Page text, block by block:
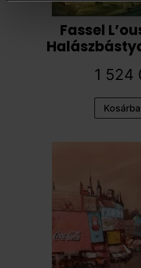
Fassel
1 524